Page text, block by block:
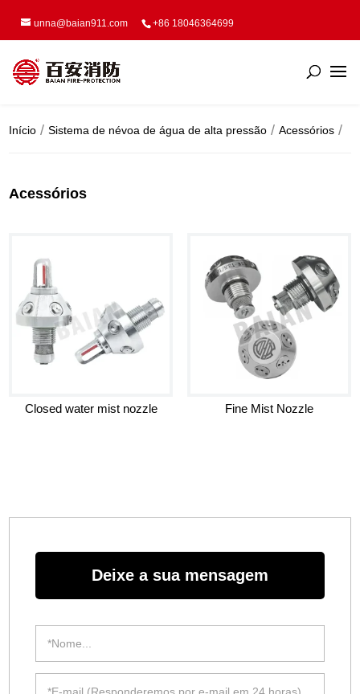
unna@baian911.com +86 18046364699
Início Sistema de névoa de água de alta pressão Acessórios
Acessórios
Closed water mist nozzle Fine Mist Nozzle
Deixe a sua mensagem